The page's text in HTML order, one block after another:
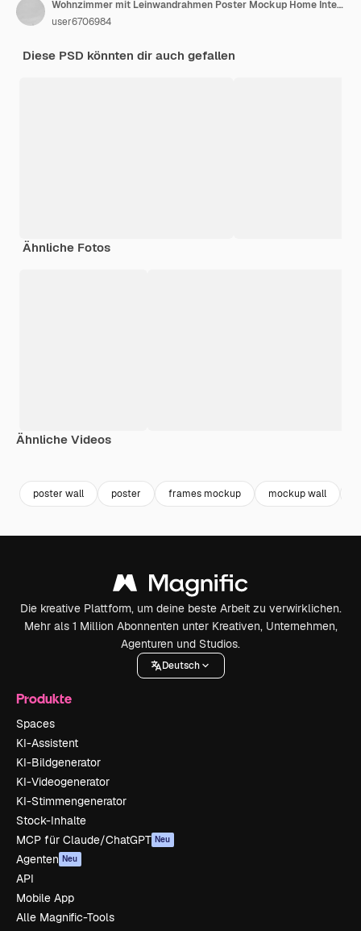
Wohnzimmer mit Leinwandrahmen Poster Mockup Home Interior im skandinavischen Stil 3D-Rendering
user6706984
Diese PSD könnten dir auch gefallen
Ähnliche Fotos
Ähnliche Videos
poster wall poster frames mockup mockup wall
Die kreative Plattform, um deine beste Arbeit zu verwirklichen.
Mehr als 1 Million Abonnenten unter Kreativen, Unternehmen,
Agenturen und Studios.
Deutsch
Produkte
Spaces
KI-Assistent
KI-Bildgenerator
KI-Videogenerator
KI-Stimmengenerator
Stock-Inhalte
MCP für Claude/ChatGPT Neu
Agenten Neu
API
Mobile App
Alle Magnific-Tools